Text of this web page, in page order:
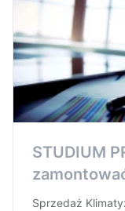
STUDIUM
Sprzedaż